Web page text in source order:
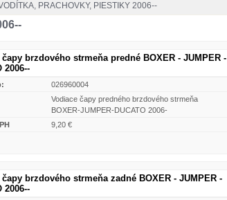
PRACHOVKY, PIESTIKY 2006--
brzdového strmeňa predné BOXER - JUMPER -
2006--
026960004
Vodiace čapy predného brzdového strmeňa
BOXER-JUMPER-DUCATO 2006-
9,20 €
brzdového strmeňa zadné BOXER - JUMPER -
2006--